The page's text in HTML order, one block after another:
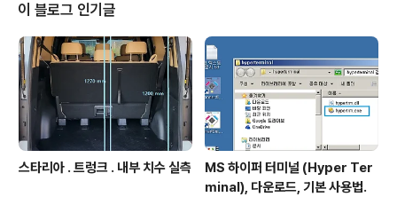
이 블로그 인기글
스타리아 . 트렁크 . 내부 치수 실측
MS 하이퍼 터미널 (Hyper Ter
minal), 다운로드, 기본 사용법.